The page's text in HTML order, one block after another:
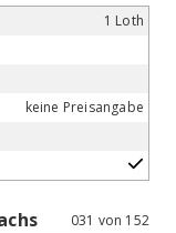
1 Loth
keine Preisangabe
031 von 152